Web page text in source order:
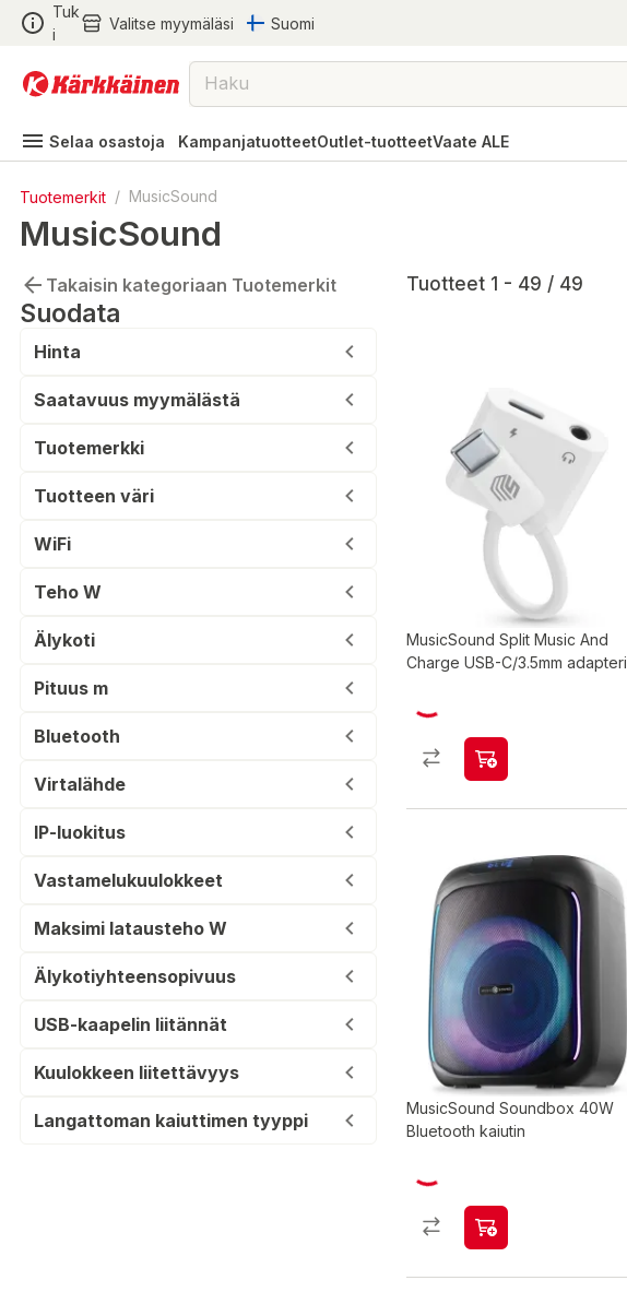
Tuk
i
Valitse myymäläsi Suomi
Selaa osastoja KampanjatuotteetOutlet-tuotteetVaate ALE
Tuotemerkit / MusicSound
MusicSound
Takaisin kategoriaan Tuotemerkit
Suodata
Hinta
Saatavuus myymälästä
Tuotemerkki
Tuotteen väri
WiFi
Teho W
Älykoti
Pituus m
Bluetooth
Virtalähde
IP-luokitus
Vastamelukuulokkeet
Maksimi latausteho W
Älykotiyhteensopivuus
USB-kaapelin liitännät
Kuulokkeen liitettävyys
Langattoman kaiuttimen tyyppi
Tuotteet 1 - 49 / 49
MusicSound Split Music And
Charge USB-C/3.5mm adapteri
MusicSound Soundbox 40W
Bluetooth kaiutin